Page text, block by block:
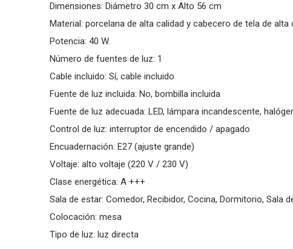
Dimensiones: Diámetro 30 cm x Alto 56 cm
Material: porcelana de alta calidad y cabecero de tela de alta
Potencia: 40 W.
Número de fuentes de luz: 1
Cable incluido: Sí­, cable incluido
Fuente de luz incluida: No, bombilla incluida
Fuente de luz adecuada: LED, lámpara incandescente,
Control de luz: interruptor de encendido / apagado
Encuadernación: E27 (ajuste grande)
Voltaje: alto voltaje (220 V / 230 V)
Clase energética: A +++
Sala de estar: Comedor, Recibidor, Cocina, Dormitorio, Sala
Colocación: mesa
Tipo de luz: luz directa